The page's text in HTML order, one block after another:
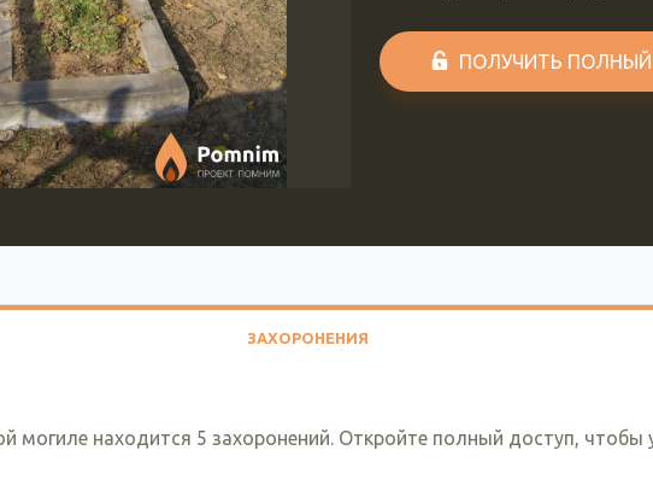
ПОЛУЧИТЬ
ЗАХОРОНЕНИЯ
могиле находится 5 захоронений. Откройте полный доступ, чтобы